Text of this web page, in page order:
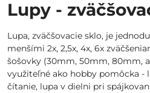
Lupy -
Lupa, zväčšovacie sklo, je
menšími 2x, 2,5x, 4x, 6x
šošovky (30mm, 50mm, 80mm,
využiteľné ako hobby pomôcka -
čítanie, lupa v dielni pri